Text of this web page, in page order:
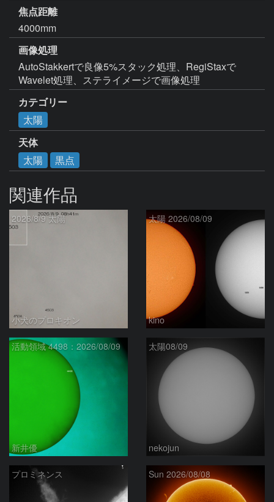
焦点距離
4000mm
画像処理
AutoStakkertで良像5%スタック処理、RegiStaxで
Wavelet処理、ステライメージで画像処理
カテゴリー
太陽
天体
太陽
黒点
関連作品
2026/8/9 太陽
小犬のプロキオン
太陽 2026/08/09
kino
活動領域 4498：2026/08/09
新井優
太陽08/09
nekojun
プロミネンス Sun 2026/08/08